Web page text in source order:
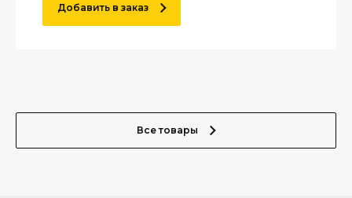
Добавить в заказ
Все товары